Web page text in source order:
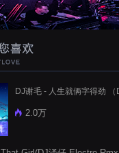
DJ谢毛 - 人生就俩字得劲 （
2.0万